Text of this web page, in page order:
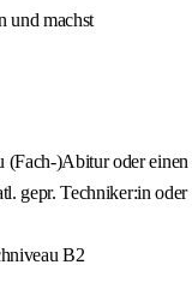
und machst
(Fach-)Abitur oder einen
gepr. Techniker:in oder
B2